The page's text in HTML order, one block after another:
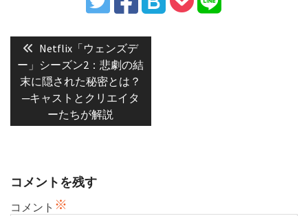
ナ
ビ
ゲ
Previous
post:
Netflix「ウェンズデ
ー」シーズン2：悲劇の結
末に隠された秘密とは？
─キャストとクリエイタ
ーたちが解説
コメントを残す
コメント ※